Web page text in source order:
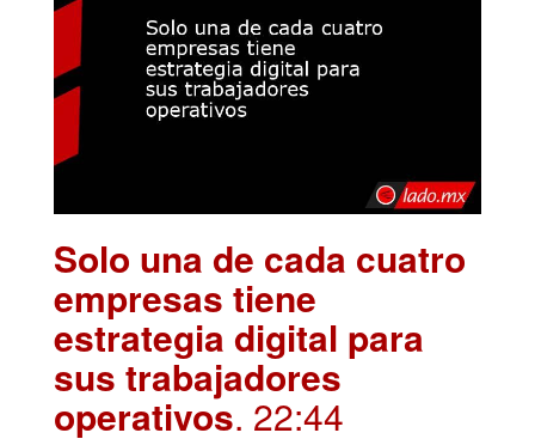
Solo una de cada cuatro
empresas tiene
estrategia digital para
sus trabajadores
operativos. 22:44